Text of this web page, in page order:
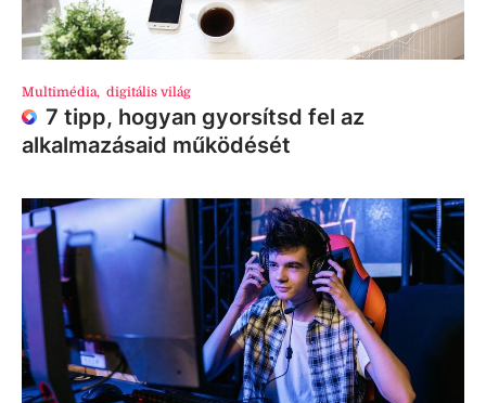
Multimédia, digitális világ
7 tipp, hogyan gyorsítsd fel az
alkalmazásaid működését